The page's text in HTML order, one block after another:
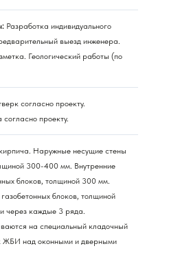
Разработка индивидуального
выезд инженера.
Геологический работы (по
согласно проекту.
проекту.
Наружные несущие стены
300-400 мм. Внутренние
блоков, толщиной 300 мм.
блоков, толщиной
через каждые 3 ряда.
на специальный кладочный
ЖБИ над оконными и дверными